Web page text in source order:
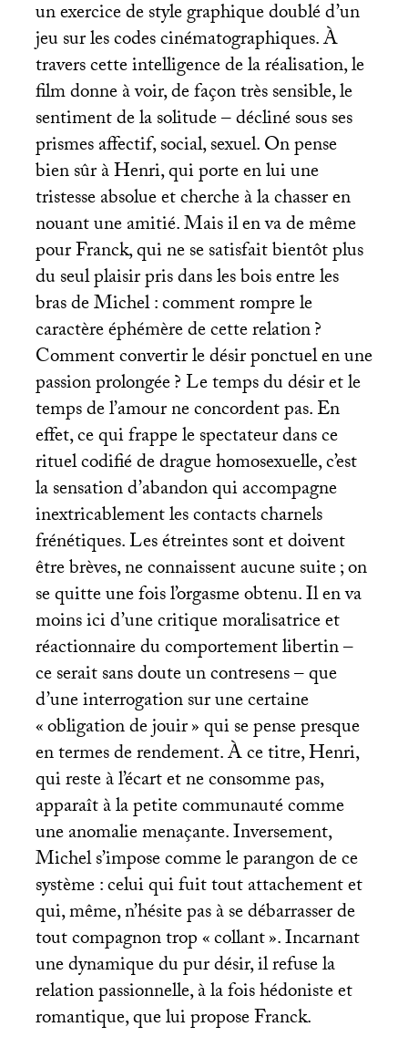
un exercice de style graphique doublé d’un
jeu sur les codes cinématographiques. À
travers cette intelligence de la réalisation, le
film donne à voir, de façon très sensible, le
sentiment de la solitude – décliné sous ses
prismes affectif, social, sexuel. On pense
bien sûr à Henri, qui porte en lui une
tristesse absolue et cherche à la chasser en
nouant une amitié. Mais il en va de même
pour Franck, qui ne se satisfait bientôt plus
du seul plaisir pris dans les bois entre les
bras de Michel : comment rompre le
caractère éphémère de cette relation?
Comment convertir le désir ponctuel en une
passion prolongée? Le temps du désir et le
temps de l’amour ne concordent pas. En
effet, ce qui frappe le spectateur dans ce
rituel codifié de drague homosexuelle, c’est
la sensation d’abandon qui accompagne
inextricablement les contacts charnels
frénétiques. Les étreintes sont et doivent
être brèves, ne connaissent aucune suite; on
se quitte une fois l’orgasme obtenu. Il en va
moins ici d’une critique moralisatrice et
réactionnaire du comportement libertin –
ce serait sans doute un contresens – que
d’une interrogation sur une certaine
«obligation de jouir» qui se pense presque
en termes de rendement. À ce titre, Henri,
qui reste à l’écart et ne consomme pas,
apparaît à la petite communauté comme
une anomalie menaçante. Inversement,
Michel s’impose comme le parangon de ce
système : celui qui fuit tout attachement et
qui, même, n’hésite pas à se débarrasser de
tout compagnon trop «collant». Incarnant
une dynamique du pur désir, il refuse la
relation passionnelle, à la fois hédoniste et
romantique, que lui propose Franck.